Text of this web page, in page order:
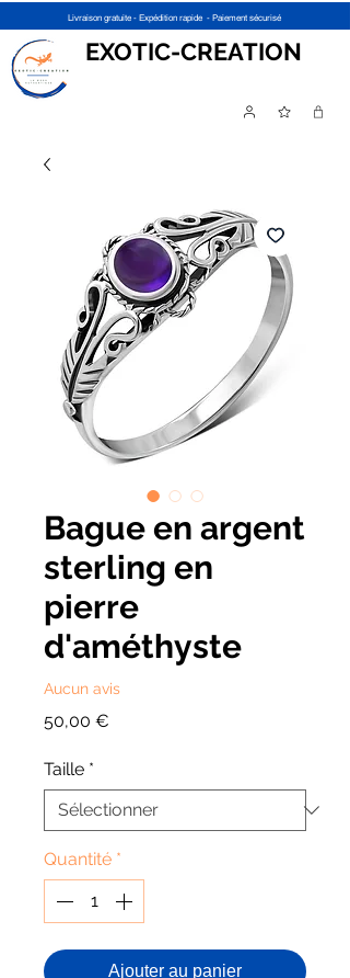
Livraison gratuite - Expédition rapide - Paiement sécurisé
EXOTIC-CREATION
Bague en argent
sterling en
pierre
d'améthyste
Aucun avis
50,00 €
Taille *
Quantité *
Ajouter au panier